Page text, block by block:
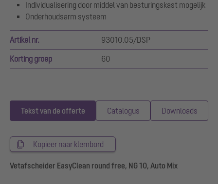
Individualisering door middel van besturingskast mogelijk
Onderhoudsarm systeem
Artikel nr. 93010.05/DSP
Korting groep 60
Tekst van de offerte Catalogus Downloads
Kopieer naar klembord
Vetafscheider EasyClean round free, NG 10, Auto Mix